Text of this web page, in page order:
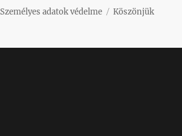
Személyes adatok védelme
Köszönjük